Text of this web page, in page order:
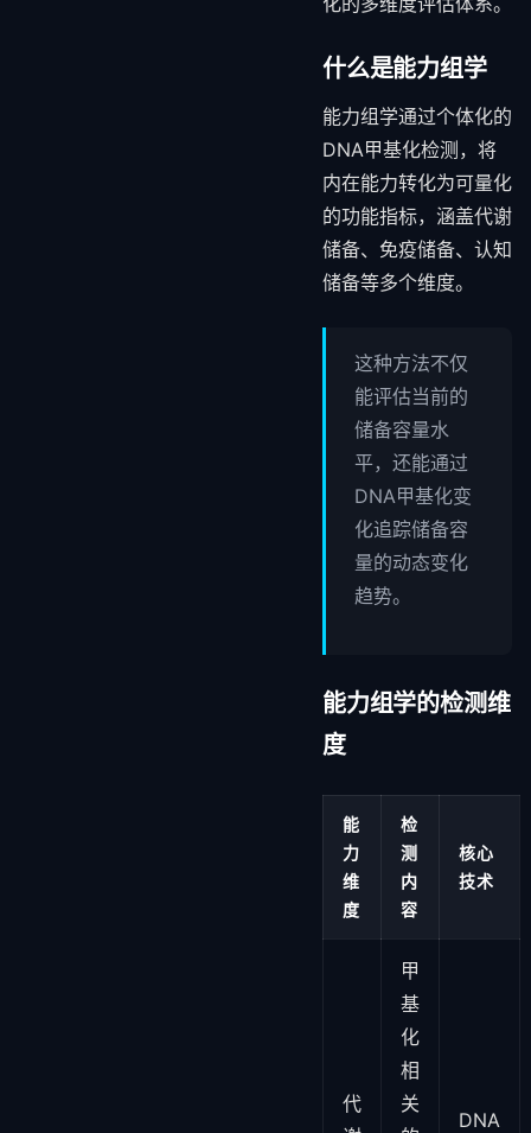
什么是能力组学
能力组学通过个体化的
DNA甲基化检测，将
内在能力转化为可量化
的功能指标，涵盖代谢
储备、免疫储备、认知
储备等多个维度。
这种方法不仅
能评估当前的
储备容量水
平，还能通过
DNA甲基化变
化追踪储备容
量的动态变化
趋势。
能力组学的检测维
度
能
力
维
度
检
测
内
容
核心
技术
代
甲
基
化
相
关
DNA